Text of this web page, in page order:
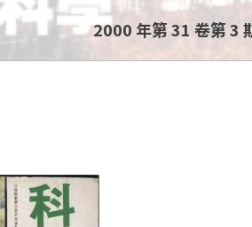
2000 年第 31 卷第 3